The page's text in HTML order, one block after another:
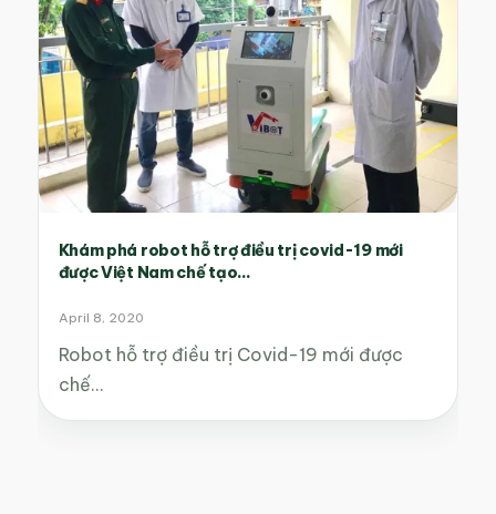
Khám phá robot hỗ trợ điều trị covid-19 mới
được Việt Nam chế tạo...
April 8, 2020
Robot hỗ trợ điều trị Covid-19 mới được
chế…